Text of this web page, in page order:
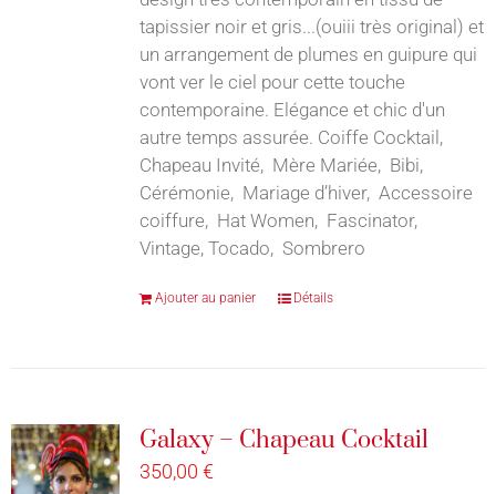
tapissier noir et gris...(ouiii très original) et
un arrangement de plumes en guipure qui
vont ver le ciel pour cette touche
contemporaine. Elégance et chic d'un
autre temps assurée. Coiffe Cocktail,
Chapeau Invité, Mère Mariée, Bibi,
Cérémonie, Mariage d’hiver, Accessoire
coiffure, Hat Women, Fascinator,
Vintage, Tocado, Sombrero
Ajouter au panier Détails
Galaxy – Chapeau Cocktail
350,00 €